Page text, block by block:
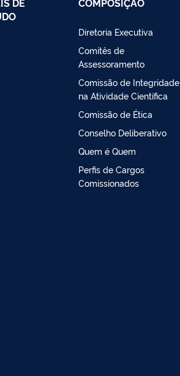
Diretoria Executiva
Comitês de
Assessoramento
Comissão de Integridade
na Atividade Científica
Comissão de Ética
Conselho Deliberativo
Quem é Quem
Perfis de Cargos
Comissionados